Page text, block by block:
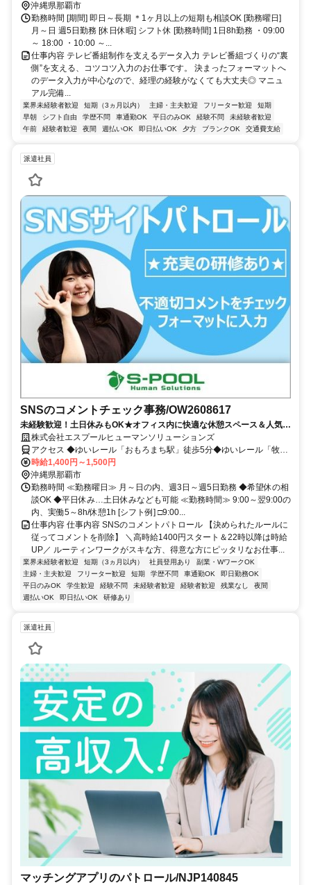
沖縄県那覇市
勤務時間 [期間] 即日～長期 ＊1ヶ月以上の短期も相談OK [勤務曜日]
月～日 週5日勤務 [休日休暇] シフト休 [勤務時間] 1日8h勤務 ・09:00
～ 18:00 ・10:00 ～...
仕事内容 テレビ番組制作を支えるデータ入力 テレビ番組づくりの“裏
側”を支える、コツコツ入力のお仕事です。 決まったフォーマットへ
のデータ入力が中心なので、経理の経験がなくても大丈夫◎ マニュ
アル完備...
業界未経験者歓迎 短期（3ヵ月以内） 主婦・主夫歓迎 フリーター歓迎
短期
早朝
シフト自由 学歴不問 車通勤OK 平日のみOK 経験不問
未経験者歓迎
午前
経験者歓迎 夜間 週払いOK 即日払いOK 夕方 ブランクOK 交通費支給
派遣社員
SNSのコメントチェック事務/OW2608617
未経験歓迎！土日休みもOK★オフィス内に快適な休憩スペース＆人気の
カフェ・コンビニや飲食店も近く周辺環境も充実♪
株式会社エスプールヒューマンソリューションズ
アクセス ◆ゆいレール「おもろまち駅」徒歩5分◆ゆいレール「牧志
駅」徒歩13分◆車通勤OK(当社規定有)/駐車場完備
時給1,400円～1,500円
沖縄県那覇市
勤務時間 ≪勤務曜日≫ 月～日の内、週3日～週5日勤務 ◆希望休の相
談OK ◆平日休み…土日休みなども可能 ≪勤務時間≫ 9:00～翌9:00の
内、実働5～8h/休憩1h [シフト例] □9:00...
仕事内容 仕事内容 SNSのコメントパトロール 【決められたルールに
従ってコメントを削除】 ＼高時給1400円スタート＆22時以降は時給
UP／ ルーティンワークがスキな方、得意な方にピッタリなお仕事...
業界未経験者歓迎 短期（3ヵ月以内） 社員登用あり
副業・WワークOK
主婦・主夫歓迎
フリーター歓迎 短期 学歴不問 車通勤OK
即日勤務OK
平日のみOK
学生歓迎 経験不問 未経験者歓迎 経験者歓迎 残業なし
夜間
週払いOK
即日払いOK 研修あり
派遣社員
マッチングアプリのパトロール/NJP140845